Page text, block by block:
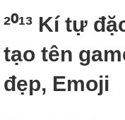
²⁰¹³ Kí tự
tạo tên
đẹp, Emoji